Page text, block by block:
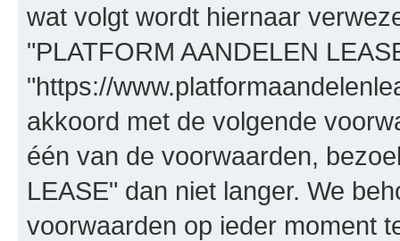
wat volgt wordt hiernaar
"PLATFORM AANDELEN
"https://
akkoord met de volgende
één van de voorwaarden,
LEASE" dan niet langer. We
voorwaarden op ieder moment